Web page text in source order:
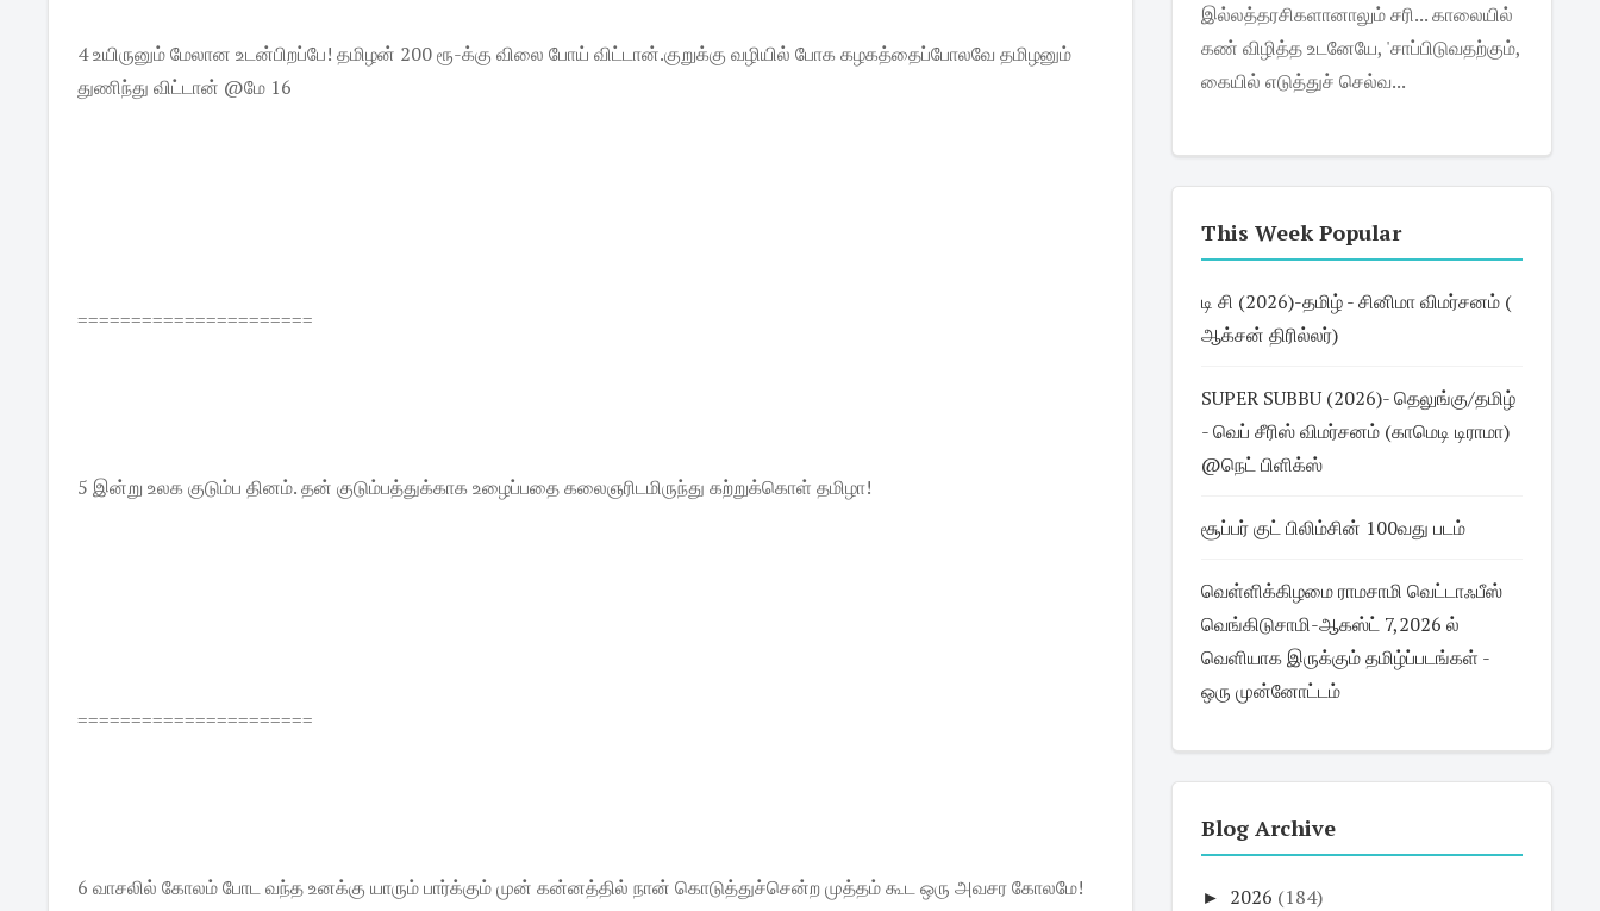
4 உயிருனும் மேலான உடன்பிறப்பே! தமிழன் 200 ரூ-க்கு விலை போய் விட்டான்.குறுக்கு வழியில் போக கழகத்தைப்போலவே தமிழனும்
துணிந்து விட்டான் @மே 16
======================
5 இன்று உலக குடும்ப தினம். தன் குடும்பத்துக்காக உழைப்பதை கலைஞரிடமிருந்து கற்றுக்கொள் தமிழா!
======================
6 வாசலில் கோலம் போட வந்த உனக்கு யாரும் பார்க்கும் முன் கன்னத்தில் நான் கொடுத்துச்சென்ற முத்தம் கூட ஒரு அவசர கோலமே!
இல்லத்தரசிகளானாலும் சரி... காலையில்
கண் விழித்த உடனேயே, 'சாப்பிடுவதற்கும்,
கையில் எடுத்துச் செல்வ...
This Week Popular
டி சி (2026)-தமிழ் - சினிமா விமர்சனம் (
ஆக்சன் திரில்லர்)
SUPER SUBBU (2026)- தெலுங்கு/தமிழ்
- வெப் சீரிஸ் விமர்சனம் (காமெடி டிராமா)
@நெட் பிளிக்ஸ்
சூப்பர் குட் பிலிம்சின் 100வது படம்
வெள்ளிக்கிழமை ராமசாமி வெட்டாஃபீஸ்
வெங்கிடுசாமி-ஆகஸ்ட் 7,2026 ல்
வெளியாக இருக்கும் தமிழ்ப்படங்கள் -
ஒரு முன்னோட்டம்
Blog Archive
► 2026 (184)